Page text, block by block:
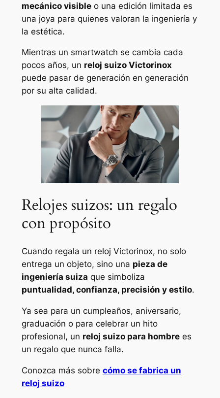
mecánico visibleo una edición limitada es
una joya para quienes valoran la ingeniería y
la estética.
Mientras un smartwatch se cambia cada
pocos años, un reloj suizo Victorinox
puede pasar de generación en generación
por su alta calidad.
Relojes suizos: un regalo
con propósito
Cuando regala un reloj Victorinox, no solo
entrega un objeto, sino una pieza de
ingeniería suiza que simboliza
puntualidad, confianza, precisión y estilo.
Ya sea para un cumpleaños, aniversario,
graduación o para celebrar un hito
profesional, un reloj suizo para hombrees
un regalo que nunca falla.
Conozca más sobre cómo se fabrica un
reloj suizo